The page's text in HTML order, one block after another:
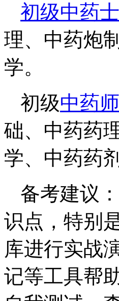
初级中药士
理、中药炮
学。
初级中药师
础、中药药
学、中药药
备考建议
识点，特别
库进行实战
记等工具帮